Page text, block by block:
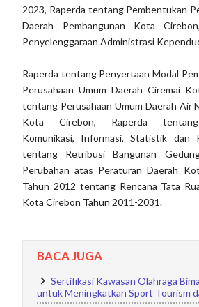
2023, Raperda tentang Pembentukan
Daerah Pembangunan Kota
Penyelenggaraan Administrasi
Raperda tentang Penyertaan Modal
Perusahaan Umum Daerah Ciremai
tentang Perusahaan Umum Daerah Air
Kota Cirebon, Raperda tentang
Komunikasi, Informasi, Statistik dan
tentang Retribusi Bangunan
Perubahan atas Peraturan Daerah
Tahun 2012 tentang Rencana Tata
Kota Cirebon Tahun 2011-2031.
BACA JUGA
Sertifikasi Kawasan Olahraga
untuk Meningkatkan Sport Tourism